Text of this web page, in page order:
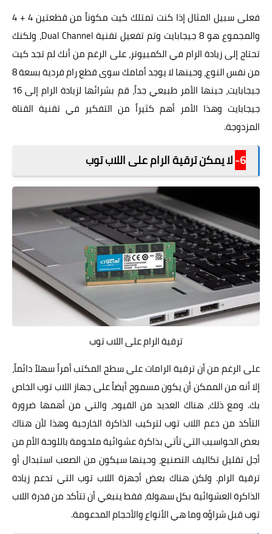
فعلى سبيل المثال إذا كنت تمتلك كيت مكوناً من قطعتين 4 + 4
والمجموع هو 8 جيجابايت وتم تفعيل تقنية Dual Channel، ولكنك
تحتاج إلى زيادة الرام في الكمبيوتر، على الرغم من أنك لم تجد كيت
من نفس النوع، وحينها لا يوجد أمامك سوى قطع رام فردية بسعة 8
جيجابايت، حينها الأمر طبيعي جداً، قم بشرائها لزيادة الرام إلى 16
جيجابايت وهذا الأمر أهم كثيراً من التفكير في تقنية القناة
المزدوجة.
6- لا يمكن ترقية الرام على اللاب توب
ترقية الرام على اللاب توب
على الرغم من أن ترقية الرامات على سطح المكتب أمراً سهلاً دائماً،
إلا أنه من الممكن أن يكون مسموح أيضاً على جهاز اللاب توب الخاص
بك. ومع ذلك، هناك العديد من القيود، والتي من أهمها ضرورة
التأكد من دعم اللاب توب لتركيب الذاكرة الخارجية وهذا لأن هناك
بعض الحواسيب التي تأتي بذاكرة عشوائية ملحومة باللوحة الأم من
أجل تقليل تكاليف التصنيع، وحينها سيكون من الصعب استبدال أو
ترقية الرام. ولكن هناك بعض أجهزة اللاب توب التي تدعم زيادة
الذاكرة العشوائية بكل سهولة، فقط ينبغي أن تتأكد من قدرة اللاب
توب قبل شراؤه وما هي الأنواع والأحجام المدعومة.